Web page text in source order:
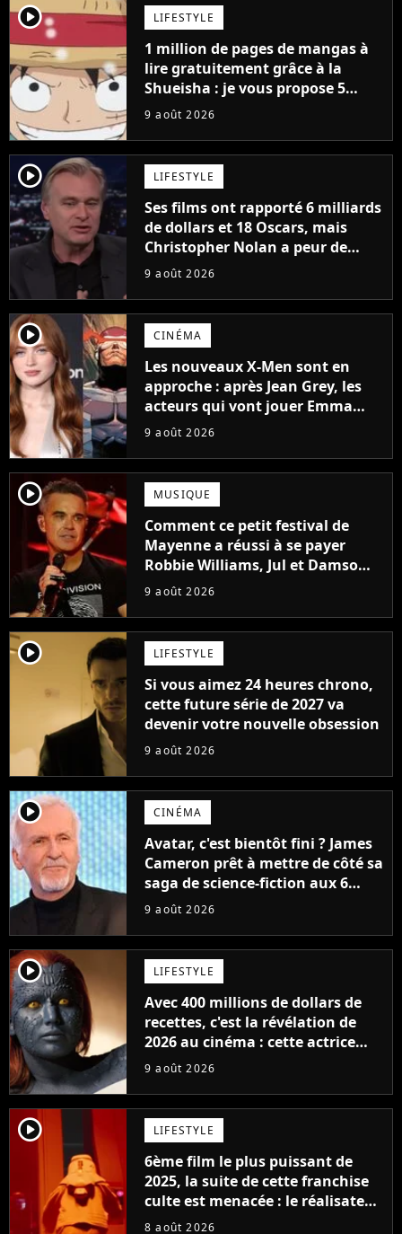
player2 LIFESTYLE
1 million de pages de mangas à
lire gratuitement grâce à la
Shueisha : je vous propose 5
mangas jamais sortis en France
9 août 2026
player2 LIFESTYLE
Ses films ont rapporté 6 milliards
de dollars et 18 Oscars, mais
Christopher Nolan a peur de
tourner un genre de films très
9 août 2026
player2 CINÉMA
Les nouveaux X-Men sont en
approche : après Jean Grey, les
acteurs qui vont jouer Emma
Frost et Cyclope trouvés !
9 août 2026
player2 MUSIQUE
Comment ce petit festival de
Mayenne a réussi à se payer
Robbie Williams, Jul et Damso
cette année ?
9 août 2026
player2 LIFESTYLE
Si vous aimez 24 heures chrono,
cette future série de 2027 va
devenir votre nouvelle obsession
9 août 2026
player2 CINÉMA
Avatar, c'est bientôt fini ? James
Cameron prêt à mettre de côté sa
saga de science-fiction aux 6
milliards de recettes
9 août 2026
player2 LIFESTYLE
Avec 400 millions de dollars de
recettes, c'est la révélation de
2026 au cinéma : cette actrice
adorée prête à remplacer
9 août 2026
player2 LIFESTYLE
6ème film le plus puissant de
2025, la suite de cette franchise
culte est menacée : le réalisateur
claque la porte pour "différends
8 août 2026